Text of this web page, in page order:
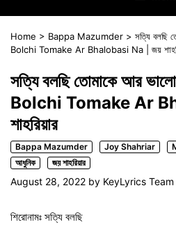
Home > Bappa Mazumder > সত্যি বলছি
Bolchi Tomake Ar Bhalobasi Na | জয়
সত্যি বলছি তোমাকে আর
Bolchi Tomake Ar
শাহরিয়ার
Bappa Mazumder Joy Shahriar
আধুনিক
জয় শাহরিয়ার
August 28, 2022 by KeyLyrics Team
শিরোনামঃ সত্যি বলছি